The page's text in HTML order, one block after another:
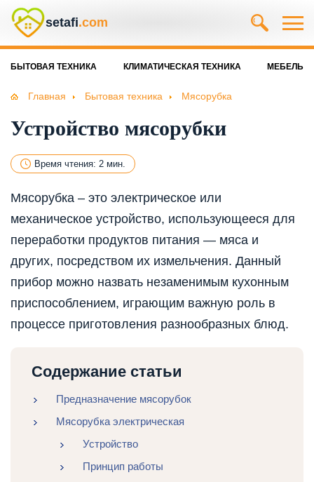
setafi.com
БЫТОВАЯ ТЕХНИКА КЛИМАТИЧЕСКАЯ ТЕХНИКА МЕБЕЛЬ
Главная Бытовая техника Мясорубка
Устройство мясорубки
Время чтения: 2 мин.
Мясорубка – это электрическое или
механическое устройство, использующееся для
переработки продуктов питания — мяса и
других, посредством их измельчения. Данный
прибор можно назвать незаменимым кухонным
приспособлением, играющим важную роль в
процессе приготовления разнообразных блюд.
Содержание статьи
Предназначение мясорубок
Мясорубка электрическая
Устройство
Принцип работы